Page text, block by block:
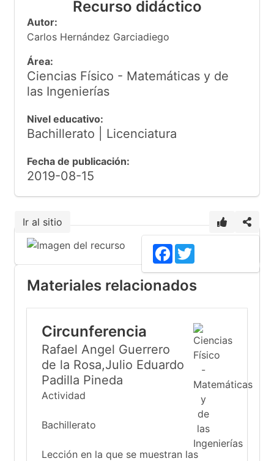
Recurso didáctico
Autor:
Carlos Hernández Garciadiego
Área:
Ciencias Físico - Matemáticas y de
las Ingenierías
Nivel educativo:
Bachillerato | Licenciatura
Fecha de publicación:
2019-08-15
Ir al sitio
Facebook
Materiales relacionados
Circunferencia
Rafael Angel Guerrero
de la Rosa,Julio Eduardo
Padilla Pineda
Actividad
Bachillerato
Lección en la que se muestran las